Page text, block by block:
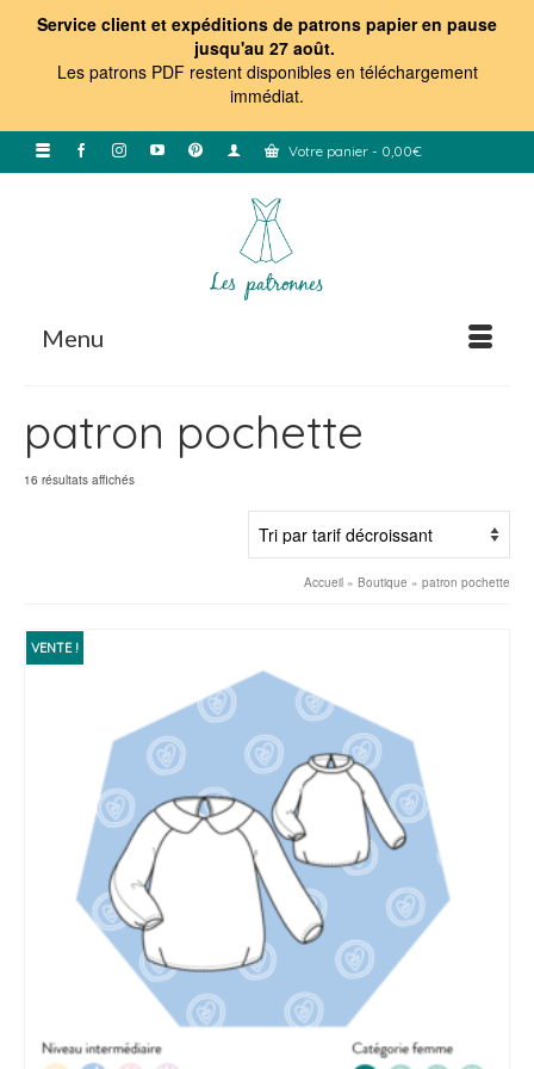
Service client et expéditions de patrons papier en pause
jusqu'au 27 août.
Les patrons PDF restent disponibles en téléchargement
immédiat.
Votre panier - 0,00€
Menu
patron pochette
16 résultats affichésTrié
Accueil » Boutique » patron pochette
VENTE !